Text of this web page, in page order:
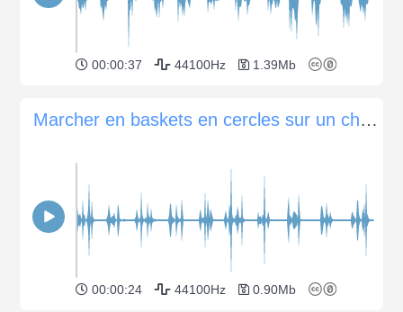
00:00:37 44100Hz 1.39Mb
Marcher en baskets en cercles sur un chemin granuleux
00:00:24 44100Hz 0.90Mb